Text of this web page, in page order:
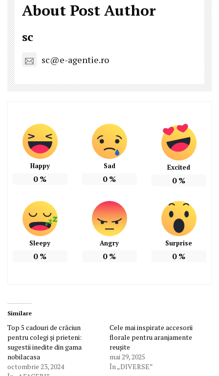
About Post Author
sc
sc@e-agentie.ro
Happy
0%
Sad
0%
Excited
0%
Sleepy
0%
Angry
0%
Surprise
0%
Similare
Top 5 cadouri de crăciun
pentru colegi și prieteni:
sugestii inedite din gama
nobilacasa
octombrie 23, 2024
Cele mai inspirate accesorii
florale pentru aranjamente
reușite
mai 29, 2025
În „DIVERSE”